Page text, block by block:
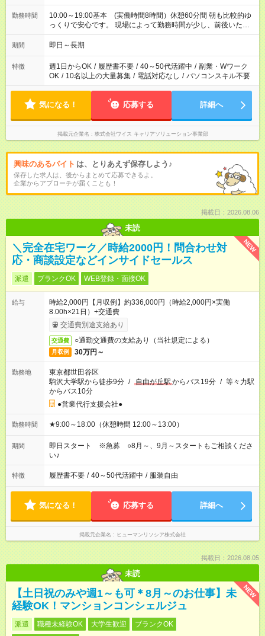
勤務時間
10:00～19:00基本 (実働時間8時間）休憩60分間 朝も比較的ゆ
っくりで安心です。 現場によって勤務時間が少し、前後いたし
ます。
期間 即日～長期
特徴 週1日からOK / 履歴書不要 / 40～50代活躍中 / 副業・Wワーク
OK / 10名以上の大量募集 / 電話対応なし / パソコンスキル不要
気になる！ 応募する 詳細へ
掲載元企業名 株式会社ワイス キャリアソリューション事業部
興味のあるバイト は、とりあえず保存しよう♪
保存した求人は、後からまとめて応募できるよ。
企業からアプローチが届くことも！
掲載日：2026.08.06
未読
NEW
＼完全在宅ワーク／時給2000円！問合わせ対
応・商談設定などインサイドセールス
派遣 ブランクOK WEB登録・面接OK
給与
時給2,000円【月収例】約336,000円（時給2,000円×実働
8.00h×21日）+交通費
交通費別途支給あり
交通費 ○通勤交通費の支給あり（当社規定による）
月収例 30万円～
勤務地
東京都世田谷区
駒沢大学駅から徒歩9分 / 自由が丘駅からバス19分 / 等々力駅
からバス10分
●営業代行支援会社●
勤務時間 ★9:00～18:00（休憩時間 12:00～13:00）
期間
即日スタート ※急募 ○8月～、9月～スタートもご相談くださ
い♪
特徴 履歴書不要 / 40～50代活躍中 / 服装自由
気になる！ 応募する 詳細へ
掲載元企業名 ヒューマンリソシア株式会社
掲載日：2026.08.05
未読
NEW
【土日祝のみや週1～も可＊8月～のお仕事】未
経験OK！マンションコンシェルジュ
派遣 職種未経験OK 大学生歓迎
ブランクOK